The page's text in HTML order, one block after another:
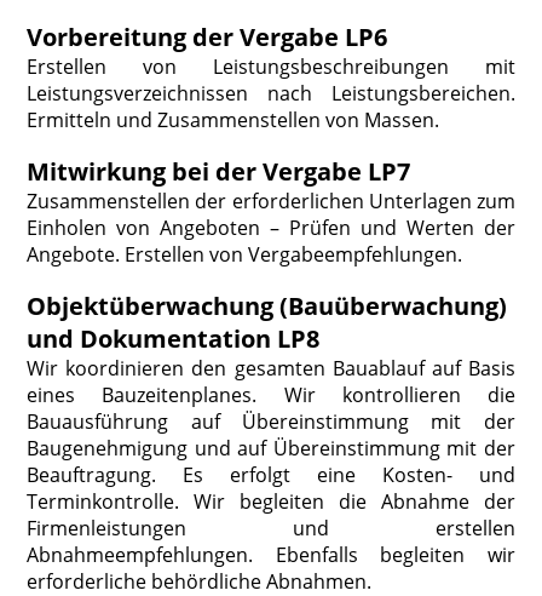
Vorbereitung der Vergabe LP6
Erstellen von Leistungsbeschreibungen mit
Leistungsverzeichnissen nach Leistungsbereichen.
Ermitteln und Zusammenstellen von Massen.
Mitwirkung bei der Vergabe LP7
Zusammenstellen der erforderlichen Unterlagen zum
Einholen von Angeboten – Prüfen und Werten der
Angebote. Erstellen von Vergabeempfehlungen.
Objektüberwachung (Bauüberwachung)
und Dokumentation LP8
Wir koordinieren den gesamten Bauablauf auf Basis
eines Bauzeitenplanes. Wir kontrollieren die
Bauausführung auf Übereinstimmung mit der
Baugenehmigung und auf Übereinstimmung mit der
Beauftragung. Es erfolgt eine Kosten- und
Terminkontrolle. Wir begleiten die Abnahme der
Firmenleistungen und erstellen
Abnahmeempfehlungen. Ebenfalls begleiten wir
erforderliche behördliche Abnahmen.